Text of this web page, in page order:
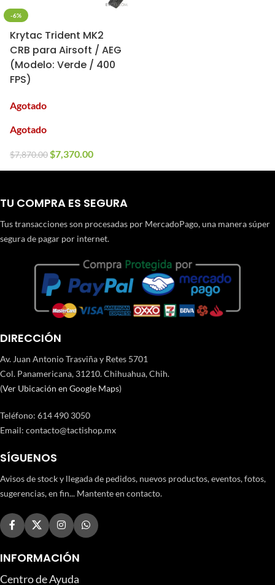
-6%
Krytac Trident MK2
CRB para Airsoft / AEG
(Modelo: Verde / 400
FPS)
Agotado
Agotado
$7,870.00$7,370.00
TU COMPRA ES SEGURA
Tus transacciones son procesadas por MercadoPago, una manera súper
segura de pagar por internet.
DIRECCIÓN
Av. Juan Antonio Trasviña y Retes 5701
Col. Panamericana, 31210. Chihuahua, Chih.
(Ver Ubicación en Google Maps)
Teléfono: 614 490 3050
Email: contacto@tactishop.mx
SÍGUENOS
Avisos de stock y llegada de pedidos, nuevos productos, eventos, fotos,
sugerencias, en fin... Mantente en contacto.
INFORMACIÓN
Centro de Ayuda